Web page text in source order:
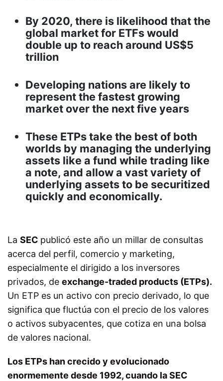
By 2020, there is likelihood that the
global market for ETFs would
double up to reach around US$5
trillion
Developing nations are likely to
represent the fastest growing
market over the next five years
These ETPs take the best of both
worlds by managing the underlying
assets like a fund while trading like
a note, and allow a vast variety of
underlying assets to be securitized
quickly and economically.
La SEC publicó este año un millar de consultas
acerca del perfil, comercio y marketing,
especialmente el dirigido a los inversores
privados, de exchange-traded products (ETPs).
Un ETP es un activo con precio derivado, lo que
significa que fluctúa con el precio de los valores
o activos subyacentes, que cotiza en una bolsa
de valores nacional.
Los ETPs han crecido y evolucionado
enormemente desde 1992, cuando la SEC